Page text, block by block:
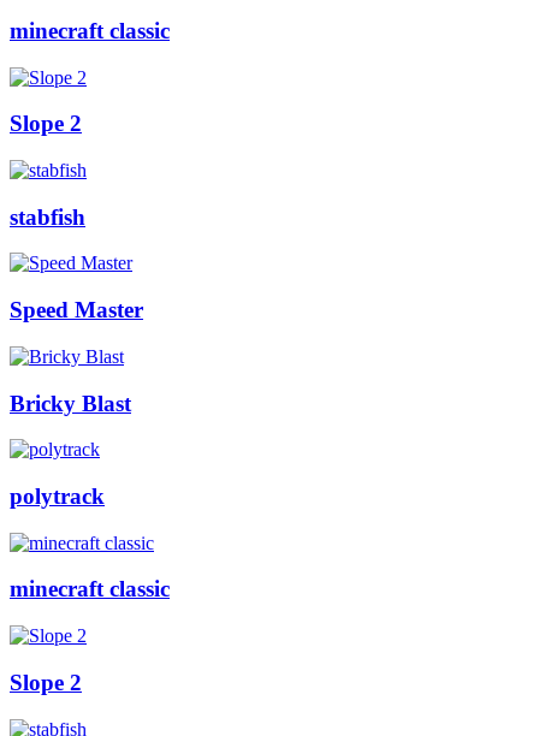
minecraft classic
Slope 2
stabfish
Speed Master
Bricky Blast
polytrack
minecraft classic
Slope 2